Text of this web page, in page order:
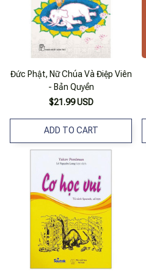
Đức Phật, Nữ Chúa Và Điệp Viên
- Bản Quyền
$21.99 USD
ADD TO CART